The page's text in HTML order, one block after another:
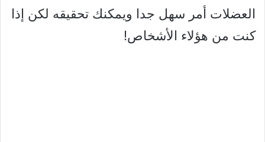
العضلات أمر سهل جدا ويمكنك تحقيقه لكن إذا
كنت من هؤلاء الأشخاص!